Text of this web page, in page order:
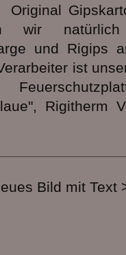
Original
wir
und Rigips
ist
Rigitherm
Bild mit Text